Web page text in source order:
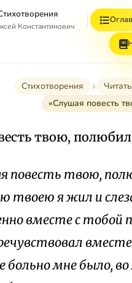
Константинович
Стихотворения
«Слушая повесть
твою, полюбил
повесть твою,
твоею я жил и
вместе с тобой
больно мне было,